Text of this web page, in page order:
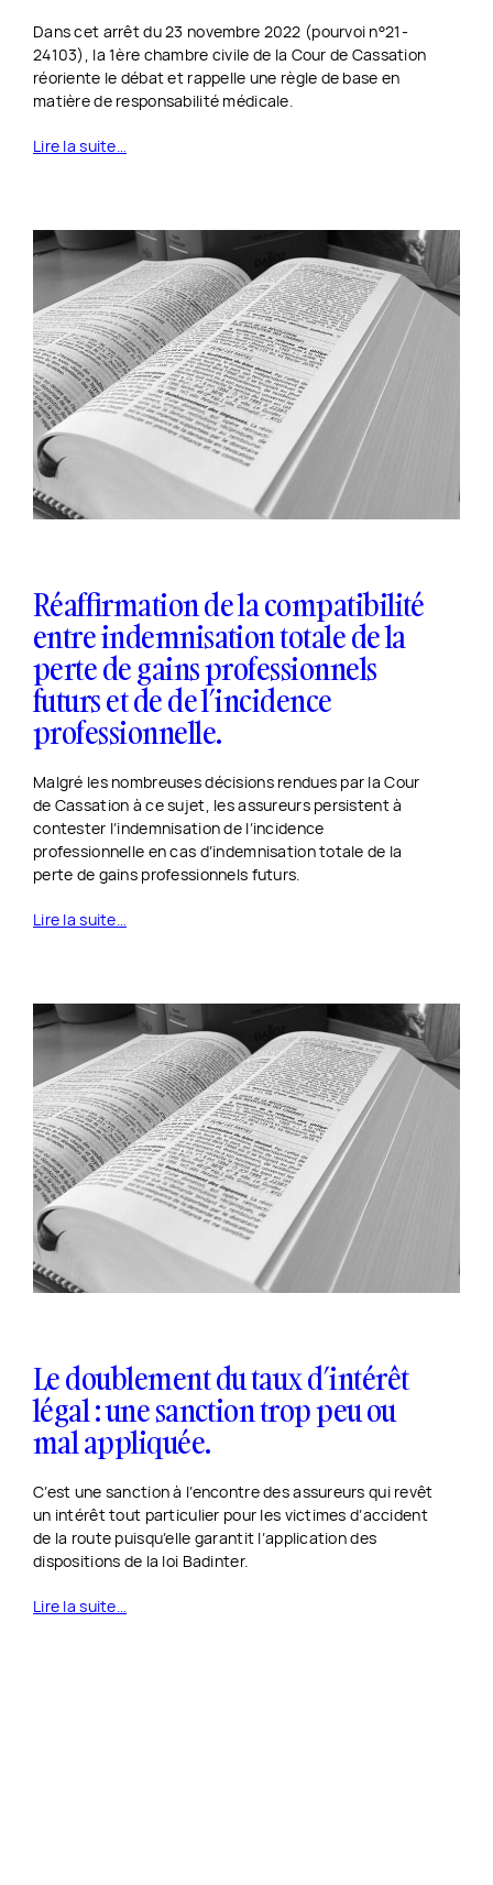
Dans cet arrêt du 23 novembre 2022 (pourvoi n°21-
24103), la 1ère chambre civile de la Cour de Cassation
réoriente le débat et rappelle une règle de base en
matière de responsabilité médicale.
Lire la suite…
Réaffirmation de la compatibilité
entre indemnisation totale de la
perte de gains professionnels
futurs et de de l’incidence
professionnelle.
Malgré les nombreuses décisions rendues par la Cour
de Cassation à ce sujet, les assureurs persistent à
contester l’indemnisation de l’incidence
professionnelle en cas d’indemnisation totale de la
perte de gains professionnels futurs.
Lire la suite…
Le doublement du taux d’intérêt
légal : une sanction trop peu ou
mal appliquée.
C’est une sanction à l’encontre des assureurs qui revêt
un intérêt tout particulier pour les victimes d’accident
de la route puisqu’elle garantit l’application des
dispositions de la loi Badinter.
Lire la suite…